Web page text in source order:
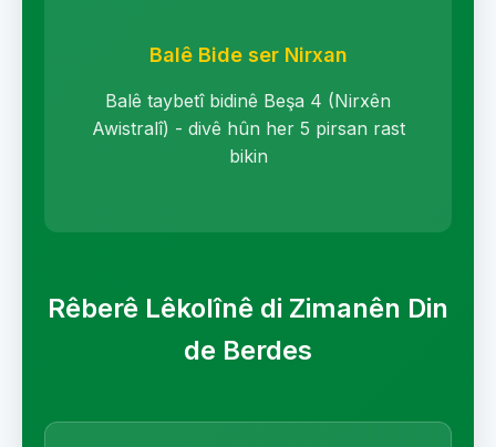
Balê Bide ser Nirxan
Balê taybetî bidinê Beşa 4 (Nirxên
Awistralî) - divê hûn her 5 pirsan rast
bikin
Rêberê Lêkolînê di Zimanên Din
de Berdes